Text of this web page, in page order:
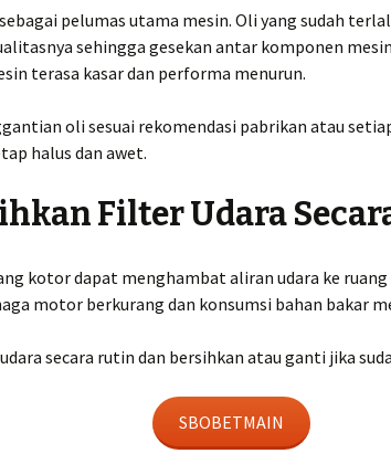
pelumas utama mesin. Oli yang sudah
sehingga gesekan antar komponen
terasa kasar dan performa menurun.
oli sesuai rekomendasi pabrikan atau
halus dan awet.
Filter Udara
kotor dapat menghambat aliran udara ke
motor berkurang dan konsumsi bahan bakar
secara rutin dan bersihkan atau ganti jika
SBOBETMAIN